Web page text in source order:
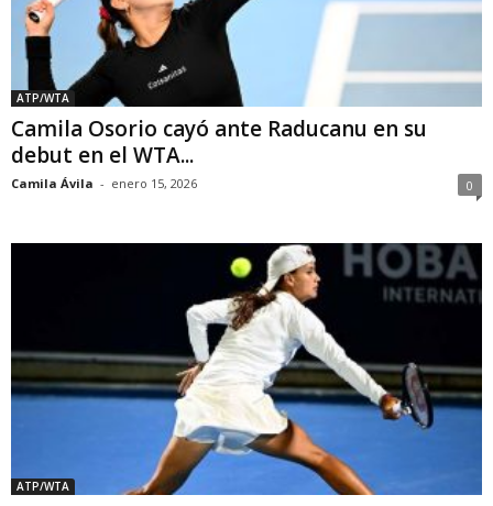
ATP/WTA
Camila Osorio cayó ante Raducanu en su
debut en el WTA...
Camila Ávila - enero 15, 2026 0
ATP/WTA